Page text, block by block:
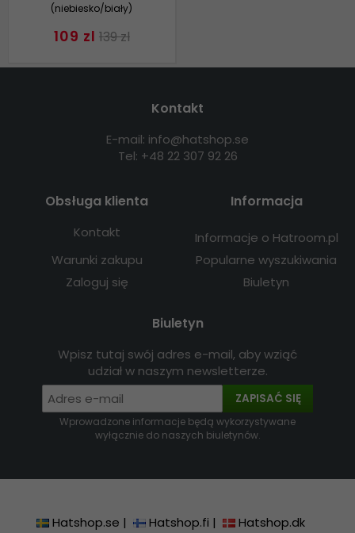
(niebiesko/biały)
109 zl 139 zl
Kontakt
E-mail: info@hatshop.se
Tel: +48 22 307 92 26
Obsługa klienta
Kontakt
Warunki zakupu
Zaloguj się
Informacja
Informacje o Hatroom.pl
Popularne wyszukiwania
Biuletyn
Biuletyn
Wpisz tutaj swój adres e-mail, aby wziąć
udział w naszym newsletterze.
ZAPISAĆ SIĘ
Wprowadzone informacje będą wykorzystywane
wyłącznie do naszych biuletynów.
Hatshop.se | Hatshop.fi | Hatshop.dk